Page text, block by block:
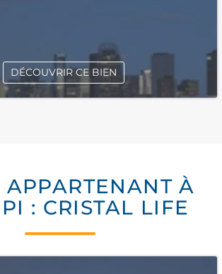
DÉCOUVRIR CE BIEN
APPARTENANT À
: CRISTAL LIFE